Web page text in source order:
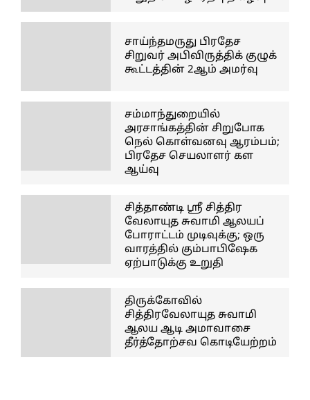
சாய்ந்தமருது பிரதேச
சிறுவர் அபிவிருத்திக் குழுக்
கூட்டத்தின் 2ஆம் அமர்வு
சம்மாந்துறையில்
அரசாங்கத்தின் சிறுபோக
நெல் கொள்வனவு ஆரம்பம்;
பிரதேச செயலாளர் கள
ஆய்வு
சித்தாண்டி ஸ்ரீ சித்திர
வேலாயுத சுவாமி ஆலயப்
போராட்டம் முடிவுக்கு; ஒரு
வாரத்தில் கும்பாபிஷேக
ஏற்பாடுக்கு உறுதி
திருக்கோவில்
சித்திரவேலாயுத சுவாமி
ஆலய ஆடி அமாவாசை
தீர்த்தோற்சவ கொடியேற்றம்